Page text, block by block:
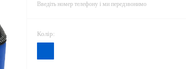
Введіть номер телефону і ми передзвонимо
Колір: